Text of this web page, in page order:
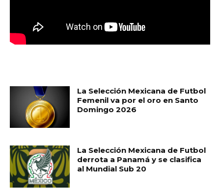
La Selección Mexicana de Futbol
Femenil va por el oro en Santo
Domingo 2026
La Selección Mexicana de Futbol
derrota a Panamá y se clasifica
al Mundial Sub 20